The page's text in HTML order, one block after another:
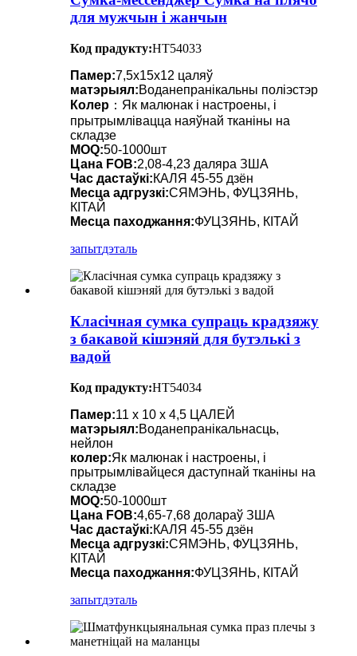
для мужчын і жанчын
Код прадукту:HT54033
Памер:7,5x15x12 цаляў
матэрыял:Воданепранікальны поліэстэр
Колер ：Як малюнак і настроены, і
прытрымлівацца наяўнай тканіны на
складзе
MOQ:50-1000шт
Цана FOB:2,08-4,23 даляра ЗША
Час дастаўкі:КАЛЯ 45-55 дзён
Месца адгрузкі:СЯМЭНЬ, ФУЦЗЯНЬ,
КІТАЙ
Месца паходжання:ФУЦЗЯНЬ, КІТАЙ
запытдэталь
Класічная сумка супраць крадзяжу
з бакавой кішэняй для бутэлькі з
вадой
Код прадукту:HT54034
Памер:11 х 10 х 4,5 ЦАЛЕЙ
матэрыял:Воданепранікальнасць,
нейлон
колер:Як малюнак і настроены, і
прытрымлівайцеся даступнай тканіны на
складзе
MOQ:50-1000шт
Цана FOB:4,65-7,68 долараў ЗША
Час дастаўкі:КАЛЯ 45-55 дзён
Месца адгрузкі:СЯМЭНЬ, ФУЦЗЯНЬ,
КІТАЙ
Месца паходжання:ФУЦЗЯНЬ, КІТАЙ
запытдэталь